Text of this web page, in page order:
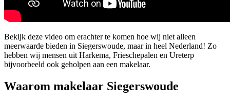
Bekijk deze video om erachter te komen hoe wij niet alleen
meerwaarde bieden in Siegerswoude, maar in heel Nederland! Zo
hebben wij mensen uit Harkema, Frieschepalen en Ureterp
bijvoorbeeld ook geholpen aan een makelaar.
Waarom makelaar Siegerswoude